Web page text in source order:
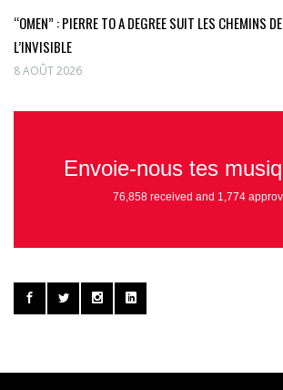
“OMEN” : PIERRE TO A DEGREE SUIT LES CHEMINS DE
L’INVISIBLE
8 AOÛT 2026